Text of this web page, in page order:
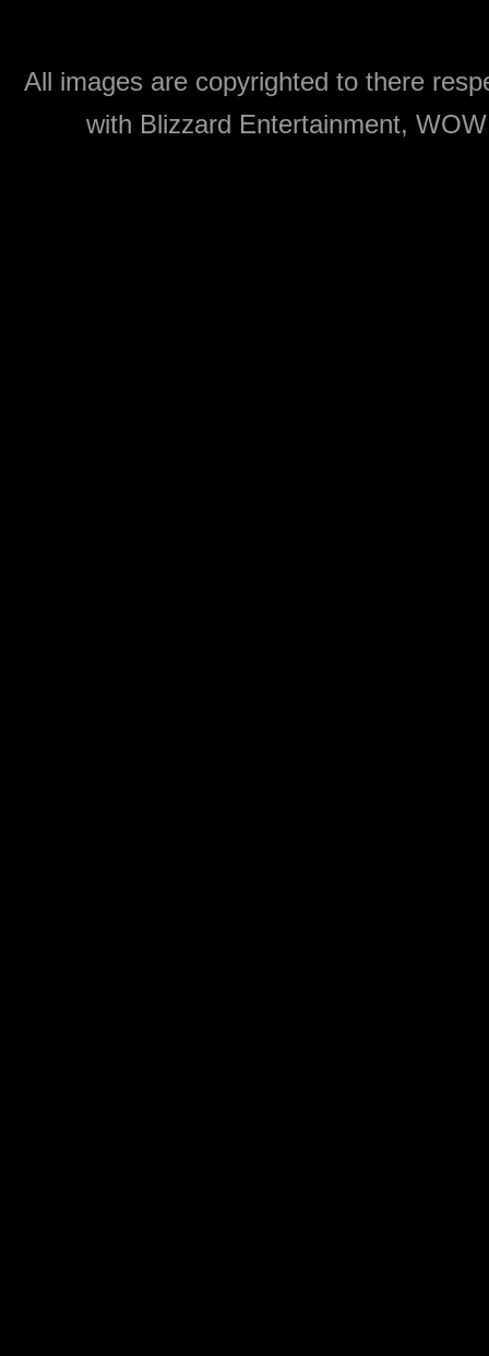
All images are copyrighted to there
with Blizzard Entertainment,